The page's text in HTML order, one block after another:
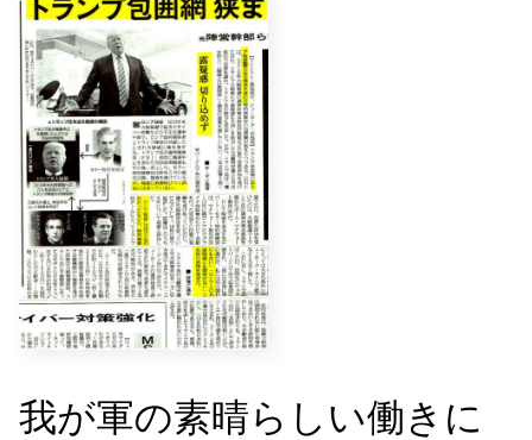
我が軍の素晴らしい働きに